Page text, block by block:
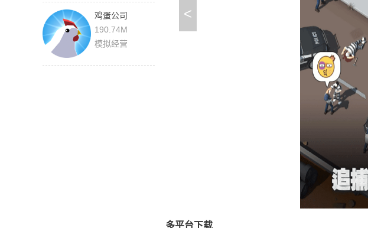
鸡蛋公司
4.4.3.0014 安卓
版
190.74M
模拟经营
<
多平台下载